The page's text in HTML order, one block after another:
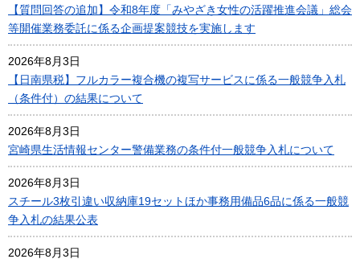
【質問回答の追加】令和8年度「みやざき女性の活躍推進会議」総会
等開催業務委託に係る企画提案競技を実施します
2026年8月3日
【日南県税】フルカラー複合機の複写サービスに係る一般競争入札
（条件付）の結果について
2026年8月3日
宮崎県生活情報センター警備業務の条件付一般競争入札について
2026年8月3日
スチール3枚引違い収納庫19セットほか事務用備品6品に係る一般競
争入札の結果公表
2026年8月3日